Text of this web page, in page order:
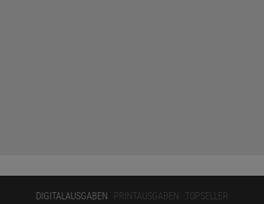
DIGITALAUSGABEN PRINTAUSGABEN TOPSELLER